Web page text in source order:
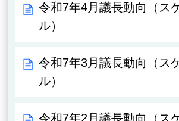
令和7年4月議長動向（ス
ル）
令和7年3月議長動向（ス
ル）
令和7年2月議長動向（ス